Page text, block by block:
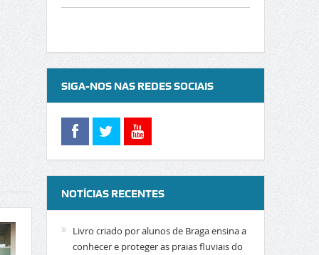
SIGA-NOS NAS REDES SOCIAIS
NOTÍCIAS RECENTES
Livro criado por alunos de Braga ensina a
conhecer e proteger as praias fluviais do